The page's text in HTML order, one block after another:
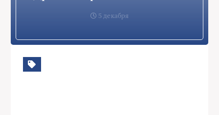
5 декабря